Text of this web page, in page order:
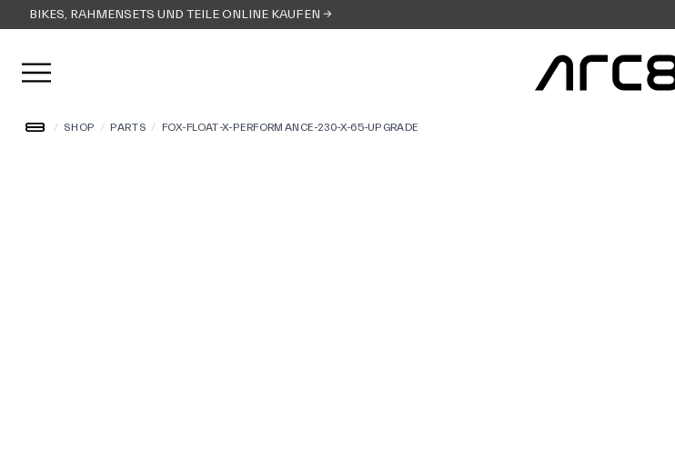
BIKES, RAHMENSETS UND TEILE ONLINE KAUFEN →
Menü öffnen
/ SHOP / PARTS / FOX-FLOAT-X-PERFORMANCE-230-X-65-UPGRADE